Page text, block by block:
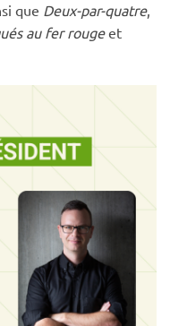
que Deux-par-quatre,
au fer rougeet